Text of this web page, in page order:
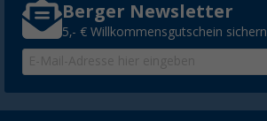
Berger Newsletter
5,- € Willkommensgutschein sichern